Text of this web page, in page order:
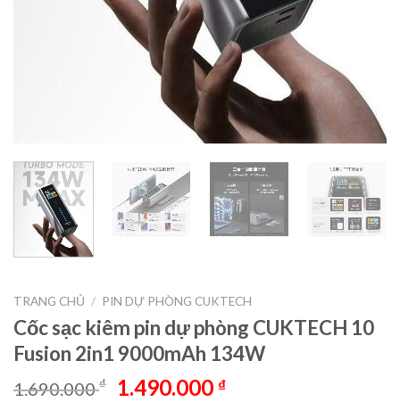
TRANG CHỦ / PIN DỰ PHÒNG CUKTECH
Cốc sạc kiêm pin dự phòng CUKTECH 10
Fusion 2in1 9000mAh 134W
1.690.000₫
Giá
1.490.000 ₫Giá